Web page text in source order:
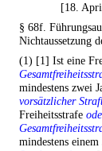
[18.
§ 68f.
Nichtaussetzung
(1) [1] Ist eine
mindestens zwei
vorsätzlicher
Freiheitsstrafe
mindestens einem